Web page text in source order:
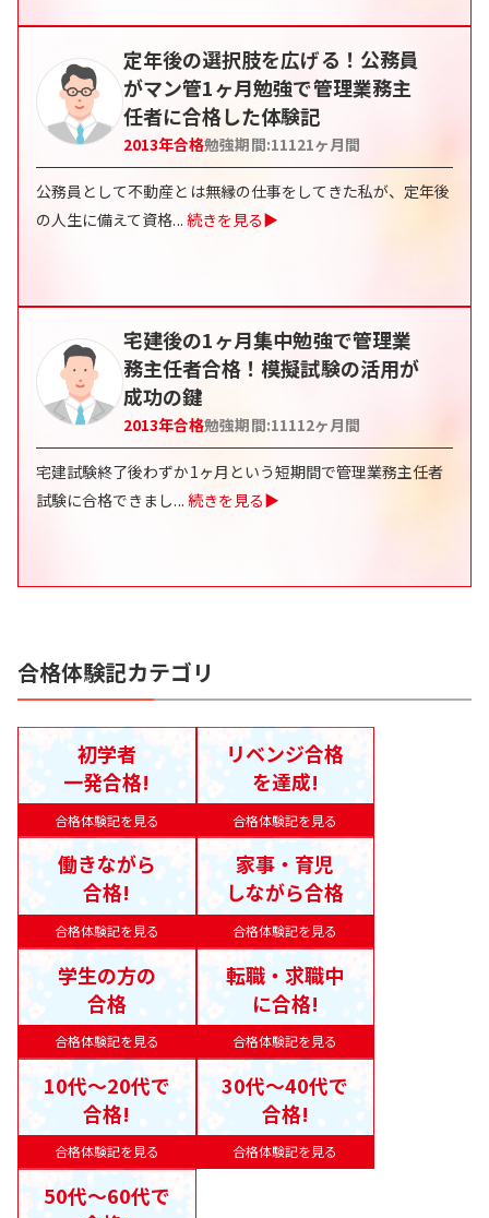
定年後の選択肢を広げる！公務員
がマン管1ヶ月勉強で管理業務主
任者に合格した体験記
2013年合格勉強期間:11121ヶ月間
公務員として不動産とは無縁の仕事をしてきた私が、定年後
の人生に備えて資格... 続きを見る▶
宅建後の1ヶ月集中勉強で管理業
務主任者合格！模擬試験の活用が
成功の鍵
2013年合格勉強期間:11112ヶ月間
宅建試験終了後わずか1ヶ月という短期間で管理業務主任者
試験に合格できまし... 続きを見る▶
合格体験記カテゴリ
合格体験記を見る
初学者
一発合格!
合格体験記を見る
リベンジ合格
を達成!
合格体験記を見る
働きながら
合格!
合格体験記を見る
家事・育児
しながら合格
合格体験記を見る
学生の方の
合格
合格体験記を見る
転職・求職中
に合格!
合格体験記を見る
10代〜20代で
合格!
合格体験記を見る
30代〜40代で
合格!
50代〜60代で